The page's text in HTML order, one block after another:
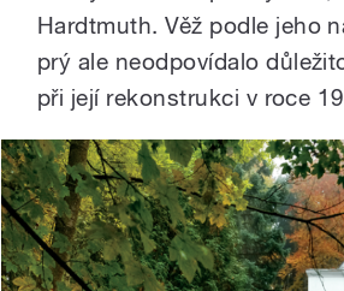
Hardtmuth. Věž podle jeho
prý ale neodpovídalo
při její rekonstrukci v roce